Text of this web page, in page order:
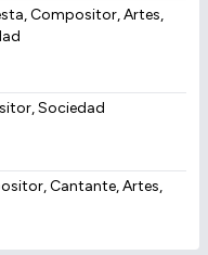
Compositor, Artes,
Sociedad
Cantante, Artes,